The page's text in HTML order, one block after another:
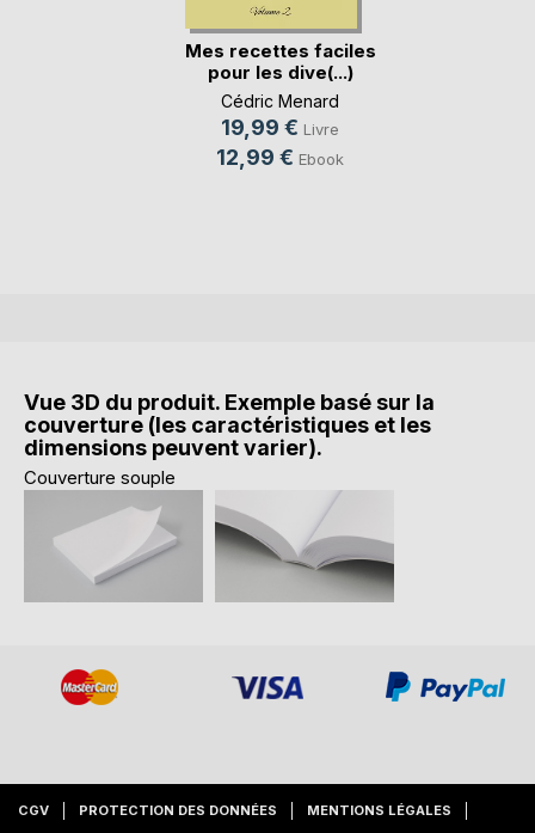
Mes recettes faciles
pour les dive(...)
Cédric Menard
19,99 € Livre
12,99 € Ebook
Vue 3D du produit. Exemple basé sur la
couverture (les caractéristiques et les
dimensions peuvent varier).
Couverture souple
CGV PROTECTION DES DONNÉES MENTIONS LÉGALES